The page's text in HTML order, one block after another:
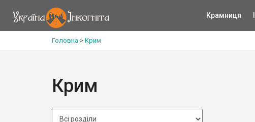
Крамниця
Головна > Крим
Крим